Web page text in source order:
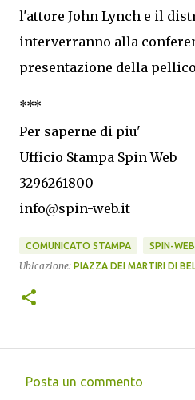
l'attore John Lynch e il
interverranno alla
presentazione della
***
Per saperne di piu'
Ufficio Stampa Spin Web
3296261800
info@spin-web.it
COMUNICATO STAMPA SPIN-
Ubicazione: PIAZZA DEI MARTIRI DI
Posta un commento